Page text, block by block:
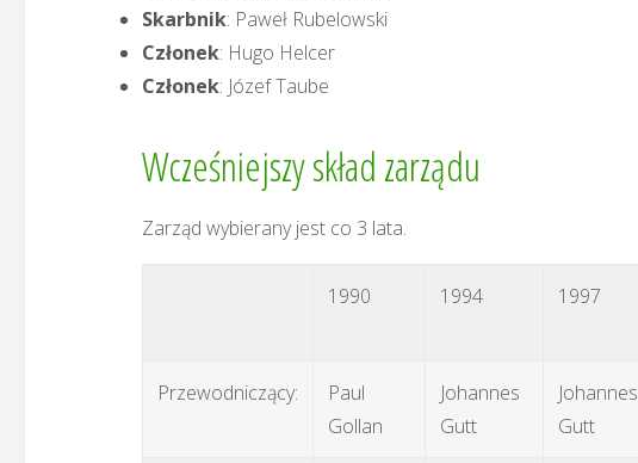
Skarbnik: Paweł Rubelowski
Członek: Hugo Helcer
Członek: Józef Taube
Wcześniejszy skład zarządu
Zarząd wybierany jest co 3 lata.
1990 1994 1997
Przewodniczący:
Paul
Gollan
Johannes
Gutt
Johannes
Gutt